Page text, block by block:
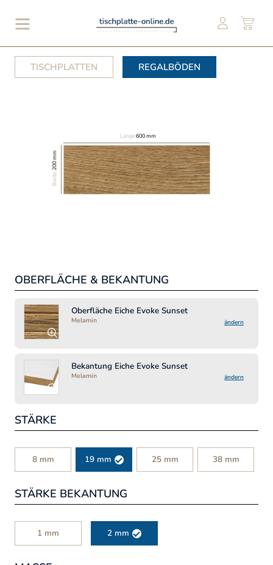
TISCHPLATTEN REGALBÖDEN
OBERFLÄCHE & BEKANTUNG
Oberfläche Eiche Evoke Sunset
Melamin ändern
Bekantung Eiche Evoke Sunset
Melamin ändern
STÄRKE
8 mm 19 mm 25 mm 38 mm
STÄRKE BEKANTUNG
1 mm 2 mm